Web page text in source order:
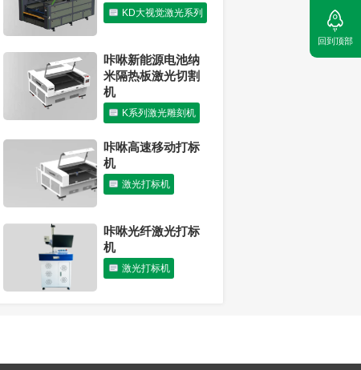
行业动态
KD大视觉激光系列
咔咻新能源电池纳
米隔热板激光切割
机
K系列激光雕刻机
咔咻高速移动打标
机
激光打标机
咔咻光纤激光打标
机
激光打标机
回到顶部